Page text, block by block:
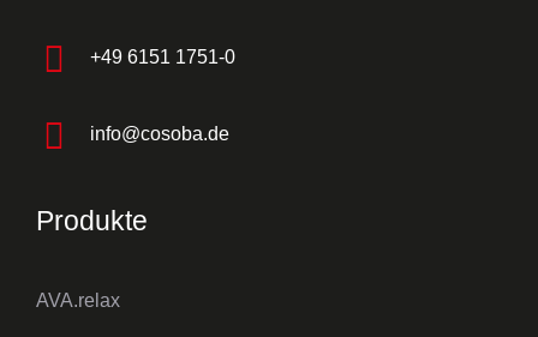
+49 6151 1751-0
info@cosoba.de
Produkte
AVA.relax